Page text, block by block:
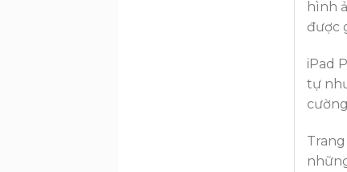
hình
được
iPad
tự